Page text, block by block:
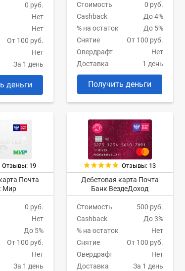
0 руб.
Нет
Нет
От 100 руб.
Нет
За 1 день
деньги
Стоимость
0 руб.
Cashback
До 4%
% на остаток
До 5%
Снятие
От 100 руб.
Овердрафт
Нет
Доставка
1 день
Получить деньги
Отзывы: 19
Почта
Мир
0 руб.
Нет
До 5%
От 100 руб.
Нет
За 1 день
Отзывы: 13
Дебетовая карта Почта
Банк ВездеДоход
Стоимость
500 руб.
Cashback
До 3%
% на остаток
Нет
Снятие
От 100 руб.
Овердрафт
Нет
Доставка
За 1 день